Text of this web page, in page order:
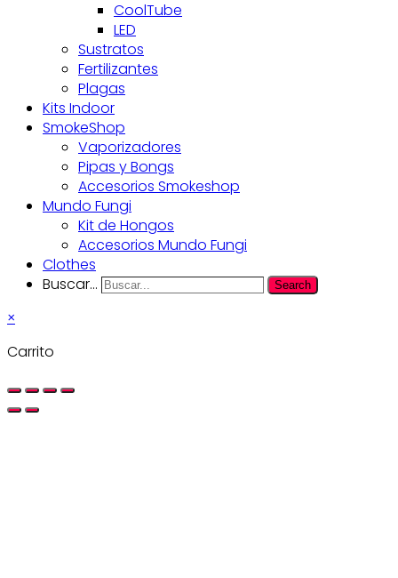
CoolTube
LED
Sustratos
Fertilizantes
Plagas
Kits Indoor
SmokeShop
Vaporizadores
Pipas y Bongs
Accesorios Smokeshop
Mundo Fungi
Kit de Hongos
Accesorios Mundo Fungi
Clothes
Buscar...
Search
×
Carrito